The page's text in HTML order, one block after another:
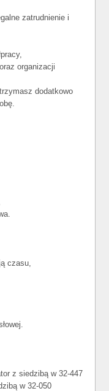
zatrudnienie i
organizacji
dodatkowo
czasu,
z siedzibą w 32-447
w 32-050